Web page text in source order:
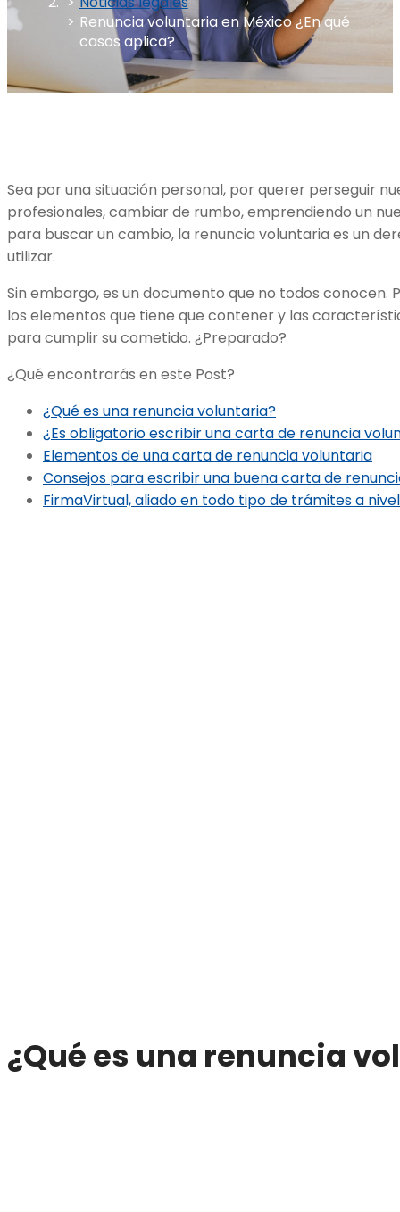
Renuncia voluntaria en México ¿En qué
casos aplica?
Sea por una situación personal, por querer perseguir
profesionales, cambiar de rumbo, emprendiendo un
para buscar un cambio, la renuncia voluntaria es un
utilizar.
Sin embargo, es un documento que no todos
los elementos que tiene que contener y las
para cumplir su cometido. ¿Preparado?
¿Qué encontrarás en este Post?
¿Qué es una renuncia voluntaria?
¿Es obligatorio escribir una carta de renuncia
Elementos de una carta de renuncia voluntaria
Consejos para escribir una buena carta de
FirmaVirtual, aliado en todo tipo de trámites a
¿Qué es una renuncia